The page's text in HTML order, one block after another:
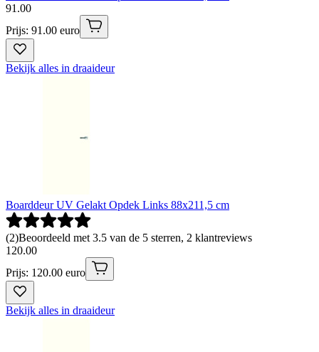
91 .00
Prijs: 91.00 euro
Bekijk alles in draaideur
Boarddeur UV Gelakt Opdek Links 88x211,5 cm
(2)Beoordeeld met 3.5 van de 5 sterren, 2 klantreviews
120.00
Prijs: 120.00 euro
Bekijk alles in draaideur